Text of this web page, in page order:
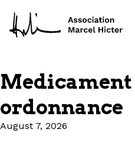
Medicament
ordonnance
August 7, 2026